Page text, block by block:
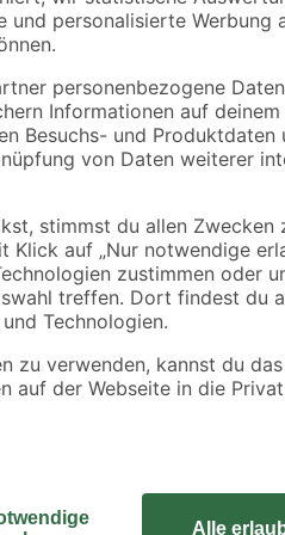
Tauchrohr verchromt
1 1/4" x 32 x 290 mm
Das Waschbecken aus der Serie
Gäste-WCs geeignet. Da es aus
Es überzeugt durch sein
modernen, eckigen Form auch